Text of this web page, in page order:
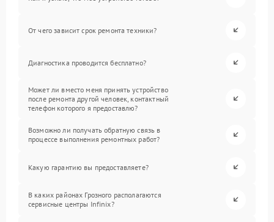
От чего зависит срок ремонта техники?
Диагностика проводится бесплатно?
Может ли вместо меня принять устройство
после ремонта другой человек, контактный
телефон которого я предоставлю?
Возможно ли получать обратную связь в
процессе выполнения ремонтных работ?
Какую гарантию вы предоставляете?
В каких районах Грозного располагаются
сервисные центры Infinix?